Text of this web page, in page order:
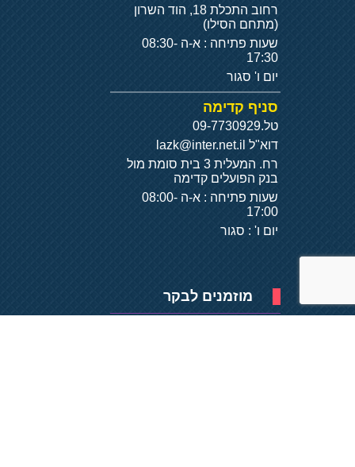
רחוב התכלת 18, הוד השרון
(מתחם הסילו)
שעות פתיחה : א-ה 08:30-
17:30
יום ו' סגור
סניף קדימה
טל.09-7730929
דוא"ל
רח. המעלית 3 בית סומת מול
בנק הפועלים קדימה
שעות פתיחה : א-ה 08:00-
17:00
יום ו' : סגור
מוזמנים לבקר